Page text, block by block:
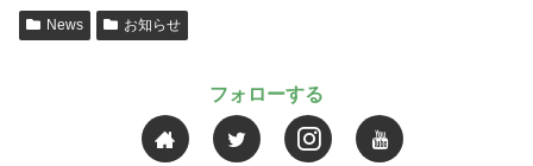
News お知らせ
フォローする